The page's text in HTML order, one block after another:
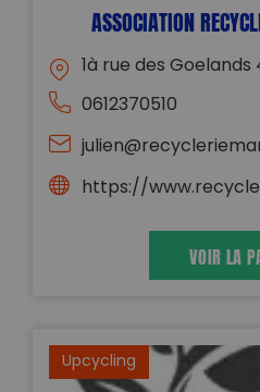
ASSOCIATION
1à rue des
0612370510
https://
VOIR LA
Upcycling